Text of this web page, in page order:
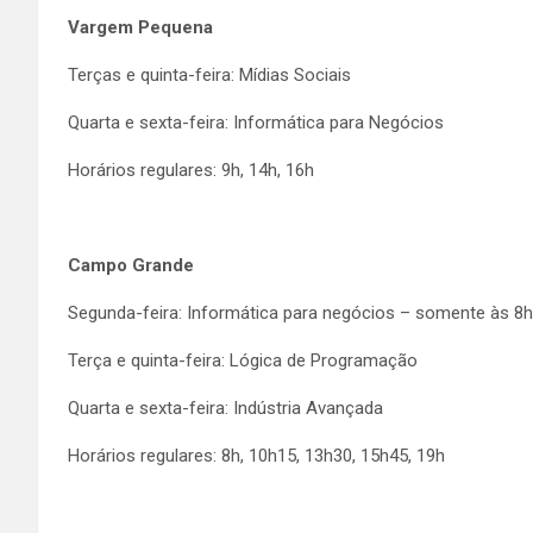
Vargem Pequena
Terças e quinta-feira: Mídias Sociais
Quarta e sexta-feira: Informática para Negócios
Horários regulares: 9h, 14h, 16h
Campo Grande
Segunda-feira: Informática para negócios – somente às
Terça e quinta-feira: Lógica de Programação
Quarta e sexta-feira: Indústria Avançada
Horários regulares: 8h, 10h15, 13h30, 15h45, 19h